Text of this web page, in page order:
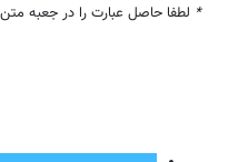
* لطفا حاصل عبارت را در جعبه متن